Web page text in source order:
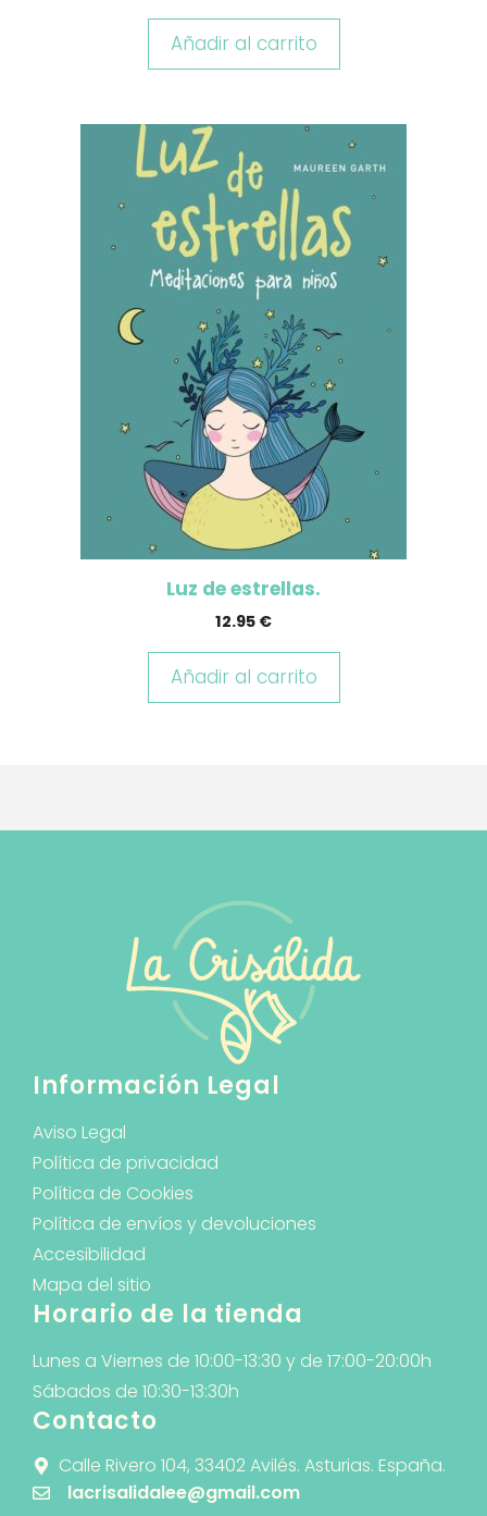
Añadir al carrito
Luz de estrellas.
12.95 €
Añadir al carrito
Información Legal
Aviso Legal
Política de privacidad
Política de Cookies
Política de envíos y devoluciones
Accesibilidad
Mapa del sitio
Horario de la tienda
Lunes a Viernes de 10:00-13:30 y de 17:00-20:00h
Sábados de 10:30-13:30h
Contacto
Calle Rivero 104, 33402 Avilés. Asturias. España.
lacrisalidalee@gmail.com